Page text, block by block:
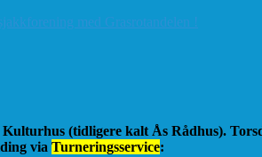
(tidligere kalt Ås Rådhus).
via Turneringsservice: